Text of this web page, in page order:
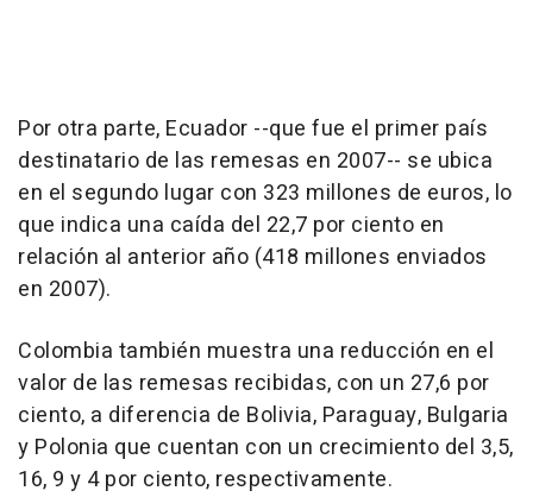
Por otra parte, Ecuador --que fue el primer país
destinatario de las remesas en 2007-- se ubica
en el segundo lugar con 323 millones de euros, lo
que indica una caída del 22,7 por ciento en
relación al anterior año (418 millones enviados
en 2007).
Colombia también muestra una reducción en el
valor de las remesas recibidas, con un 27,6 por
ciento, a diferencia de Bolivia, Paraguay, Bulgaria
y Polonia que cuentan con un crecimiento del 3,5,
16, 9 y 4 por ciento, respectivamente.